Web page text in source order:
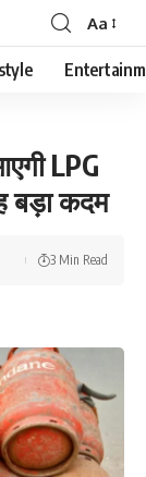
Font
Resizer
Aa
LPG
बड़ा कदम
3 Min Read